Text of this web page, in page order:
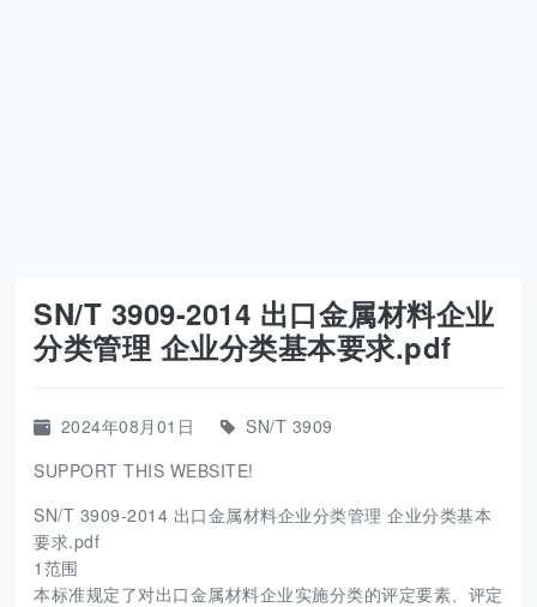
SN/T 3909-2014 出口金属材料企业
分类管理 企业分类基本要求.pdf
2024年08月01日
SN/T 3909
SUPPORT THIS WEBSITE!
SN/T 3909-2014 出口金属材料企业分类管理 企业分类基本
要求.pdf
1范围
本标准规定了对出口金属材料企业实施分类的评定要素、评定